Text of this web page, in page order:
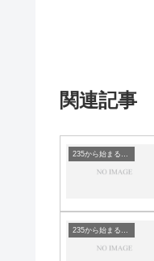
関連記事